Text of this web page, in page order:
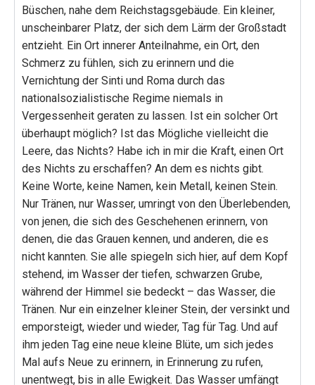
Büschen, nahe dem Reichstagsgebäude. Ein kleiner,
unscheinbarer Platz, der sich dem Lärm der Großstadt
entzieht. Ein Ort innerer Anteilnahme, ein Ort, den
Schmerz zu fühlen, sich zu erinnern und die
Vernichtung der Sinti und Roma durch das
nationalsozialistische Regime niemals in
Vergessenheit geraten zu lassen. Ist ein solcher Ort
überhaupt möglich? Ist das Mögliche vielleicht die
Leere, das Nichts? Habe ich in mir die Kraft, einen Ort
des Nichts zu erschaffen? An dem es nichts gibt.
Keine Worte, keine Namen, kein Metall, keinen Stein.
Nur Tränen, nur Wasser, umringt von den Überlebenden,
von jenen, die sich des Geschehenen erinnern, von
denen, die das Grauen kennen, und anderen, die es
nicht kannten. Sie alle spiegeln sich hier, auf dem Kopf
stehend, im Wasser der tiefen, schwarzen Grube,
während der Himmel sie bedeckt – das Wasser, die
Tränen. Nur ein einzelner kleiner Stein, der versinkt und
emporsteigt, wieder und wieder, Tag für Tag. Und auf
ihm jeden Tag eine neue kleine Blüte, um sich jedes
Mal aufs Neue zu erinnern, in Erinnerung zu rufen,
unentwegt, bis in alle Ewigkeit. Das Wasser umfängt